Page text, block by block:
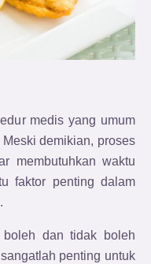
medis yang umum
demikian, proses
membutuhkan waktu
faktor penting dalam
boleh dan tidak boleh
penting untuk